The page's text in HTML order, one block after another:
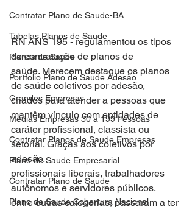
Contratar Plano de Saude-BA
Tabelas Planos de Saude
Planos de Saude
Portfolio Plano de Saude Adesão
Grandes Empresas
Medias Empresas 30 a 199 Pessoas
Contratar Planos de Saude Empresas
Plano de Saude Empresarial
Contratar Plano de Saude
Plano de Saude Cobertura Nacional
RN ANS 195 - regulamentou os tipos
de contratação de planos de
saúde. Merecem destaque os planos
de saúde coletivos por adesão,
criados para atender a pessoas que
mantêm vínculo com entidades de
caráter profissional, classista ou
setorial. Graças aos coletivos por
adesão,
profissionais liberais, trabalhadores
autônomos e servidores públicos,
entre outras categorias, passaram a ter